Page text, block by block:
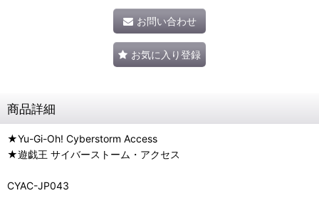
お問い合わせ
お気に入り登録
商品詳細
★Yu-Gi-Oh! Cyberstorm Access
★遊戯王 サイバーストーム・アクセス
CYAC-JP043